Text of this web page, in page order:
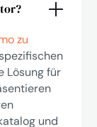
zu
Lösung für
und